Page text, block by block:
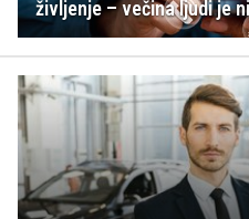
življenje – večina ljudi je